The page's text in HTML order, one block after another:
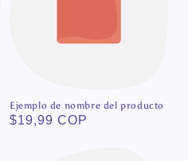
Ejemplo de nombre del producto
Precio
$19,99 COP